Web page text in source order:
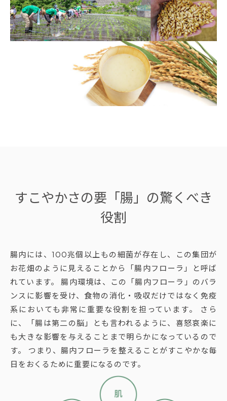
すこやかさの要「腸」の驚くべき
役割
腸内には、100兆個以上もの細菌が存在し、この集団が
お花畑のように見えることから「腸内フローラ」と呼ば
れています。 腸内環境は、この「腸内フローラ」のバラ
ンスに影響を受け、食物の消化・吸収だけではなく免疫
系においても非常に重要な役割を担っています。 さら
に、「腸は第二の脳」とも言われるように、喜怒哀楽に
も大きな影響を与えることまで明らかになっているので
す。 つまり、腸内フローラを整えることがすこやかな毎
日をおくるために重要になるのです。